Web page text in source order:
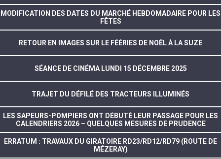
MODIFICATION DES DATES DU MARCHÉ HEBDOMADAIRE POUR LES
FÊTES
RETOUR EN IMAGES SUR LE FÉÉRIES DE NOËL À LA SUZE
SÉANCE DE CINÉMA LUNDI 15 DÉCEMBRE 2025
TRAJET DU DÉFILÉ DES TRACTEURS ILLUMINÉS
LES SAPEURS-POMPIERS ONT DÉBUTÉ LEUR PASSAGE POUR LES
CALENDRIERS 2026 – QUELQUES MESURES DE PRUDENCE
ERRATUM : TRAVAUX DU GIRATOIRE RD23/RD12/RD79 (ROUTE DE
MÉZERAY)